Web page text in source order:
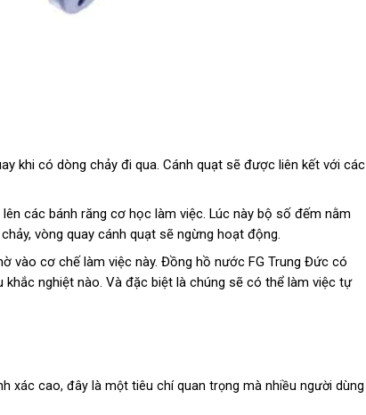
khi có dòng chảy đi qua. Cánh quạt sẽ được liên kết với các
các bánh răng cơ học làm việc. Lúc này bộ số đếm nằm
vòng quay cánh quạt sẽ ngừng hoạt động.
vào cơ chế làm việc này. Đồng hồ nước FG Trung Đức có
nghiệt nào. Và đặc biệt là chúng sẽ có thể làm việc tự
xác cao, đây là một tiêu chí quan trọng mà nhiều người dùng